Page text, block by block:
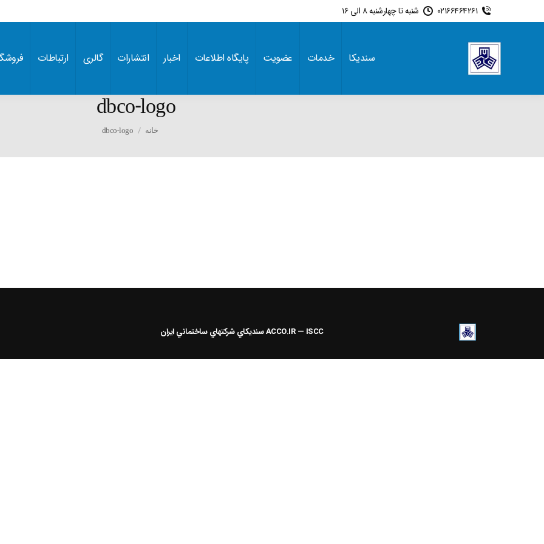
02166464261 شنبه تا چهارشنبه 8 الی 16
سندیکا خدمات عضویت پایگاه اطلاعات اخبار انتشارات گالری ارتباطات
dbco-logo
You are here:
خانه dbco-logo
ACCO.IR — ISCC سنديکاي شرکتهاي ساختماني ايران